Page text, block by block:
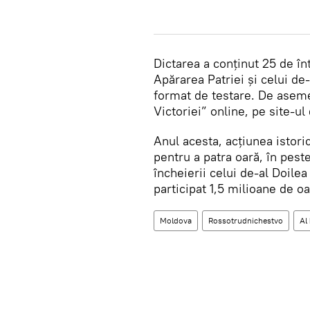
Dictarea a conținut 25 de
Apărarea Patriei și celui
format de testare. De
Victoriei” online, pe site-ul
Anul acesta, acțiunea
pentru a patra oară, în
încheierii celui de-al Doilea
participat 1,5 milioane de
Moldova Rossotrudnichestvo Al